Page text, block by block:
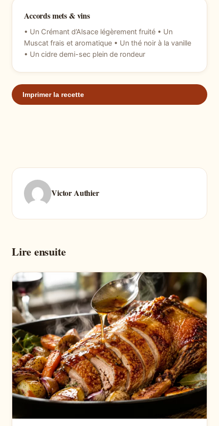
Accords mets & vins
• Un Crémant d’Alsace légèrement fruité • Un
Muscat frais et aromatique • Un thé noir à la vanille
• Un cidre demi-sec plein de rondeur
Imprimer la recette
Victor Authier
Lire ensuite